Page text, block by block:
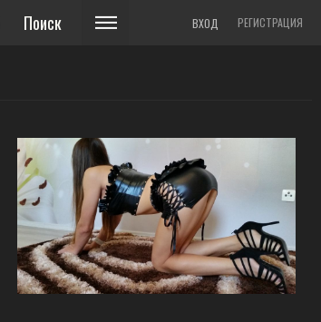
ВХОД РЕГИСТРАЦИЯ
Поиск